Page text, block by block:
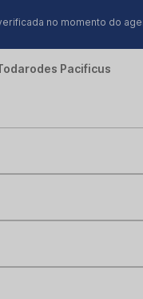
no momento do
Pacificus